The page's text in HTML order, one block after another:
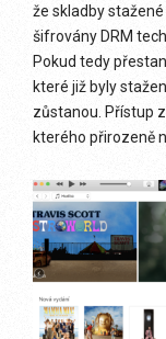
že skladby
šifrovány DRM
Pokud tedy
které již byly
zůstanou. Přístup
kterého přirozeně